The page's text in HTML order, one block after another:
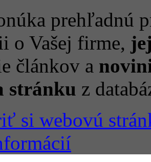
prehľadnú
o Vašej firme,
článkov a
stránku z
si webovú